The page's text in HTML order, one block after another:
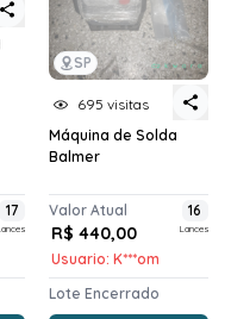
17
SP
695 visitas
Máquina de Solda
Balmer
Valor Atual
R$ 440,00
Usuario: K***om
16
Lances
Lote Encerrado